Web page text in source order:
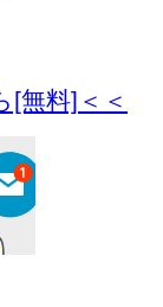
[無料]＜＜